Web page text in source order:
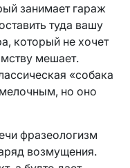
занимает гараж
туда вашу
который не хочет
мешает.
«собака
но оно
фразеологизм
возмущения.